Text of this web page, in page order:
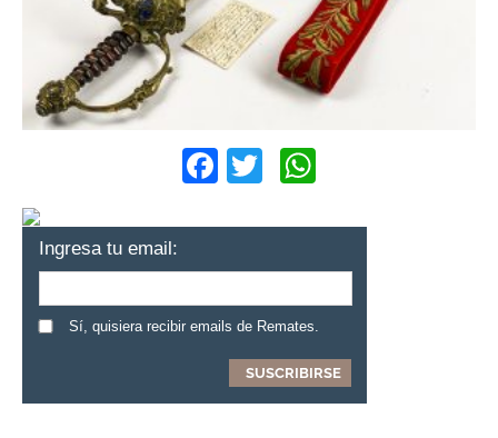
Facebook
Twitter
Ingresa tu email:
Sí, quisiera recibir emails de Remates.